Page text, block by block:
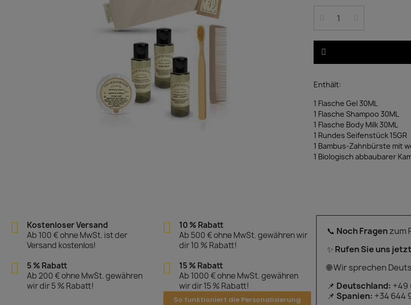
Enthält:
1 Flasche Gel 30ML
1 Flasche Shampoo 30ML
1 Flasche Body Milk 30ML
1 Rundes Seifenstück 15GR
1 Bambus-Zahnbürste mit
1 Biologisch abbaubarer
Kostenloser Versand
Ab 100 € ohne MwSt. ist der
Versand kostenlos!
5 % Rabatt
Ab 200 € ohne MwSt. gewähren
wir dir 5 % Rabatt!
10 % Rabatt
Ab 500 € ohne MwSt. gewähren wir
dir 10 % Rabatt!
15 % Rabatt
Ab 1000 € ohne MwSt. gewähren
wir dir 15 % Rabatt!
So funktioniert die Personalisierung
📞 Noch Fragenzum
✨ Rufen Sie uns
🌐 Wir sprechen
📌 Deutschland: +49
📌 Spanien: +34 644